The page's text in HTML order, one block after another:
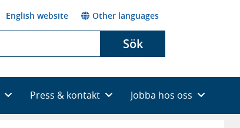
English website Other languages
Sök
Press & kontakt Jobba hos oss